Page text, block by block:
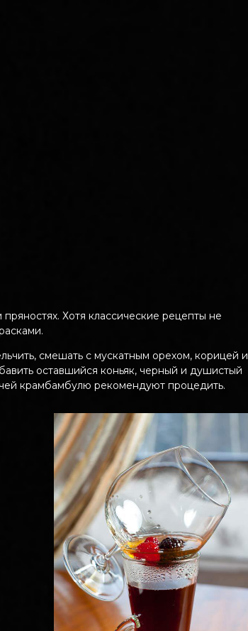
Хотя классические рецепты не
смешать с мускатным орехом, корицей и
оставшийся коньяк, черный и душистый
крамбамбулю рекомендуют процедить.